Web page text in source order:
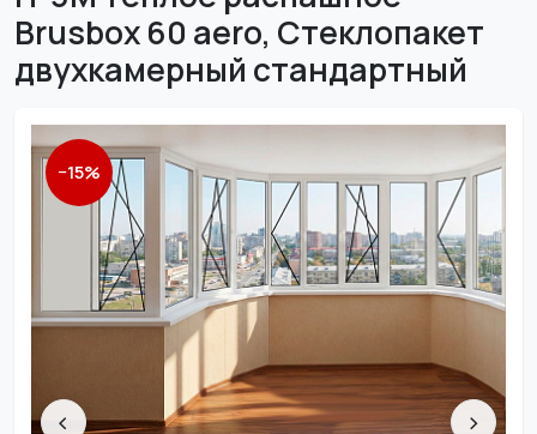
Brusbox 60 aero, Стеклопакет
двухкамерный стандартный
−15%
‹ ›